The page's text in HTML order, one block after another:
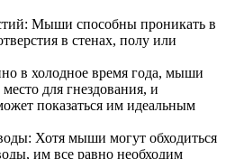
Мыши способны проникать в
в стенах, полу или
в холодное время года, мыши
для гнездования, и
показаться им идеальным
Хотя мыши могут обходиться
им все равно необходим